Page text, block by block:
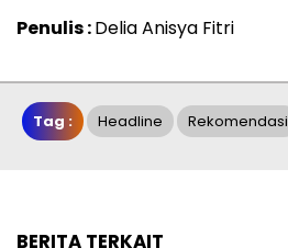
Penulis :Delia Anisya Fitri
Tag : Headline Rekomendasi
BERITA TERKAIT